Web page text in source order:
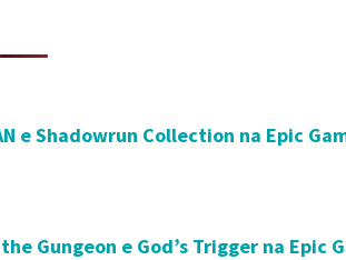
e Shadowrun Collection na Epic
Gungeon e God’s Trigger na Epic